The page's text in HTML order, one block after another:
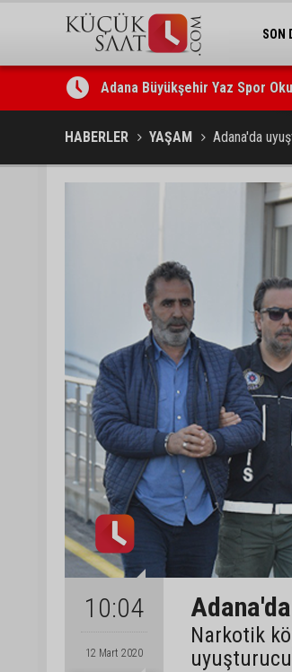
SON
Adana Büyükşehir Yaz Spor
Beşiktaş dosyasında iki
HABERLER YAŞAM Adana'da
10:04
12 Mart 2020
Narkotik